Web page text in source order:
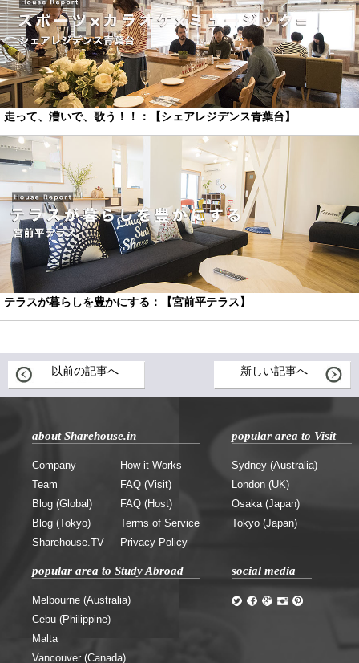
走って、漕いで、歌う！！：【シェアレジデンス青葉台】
テラスが暮らしを豊かにする：【宮前平テラス】
以前の記事へ 新しい記事へ
about Sharehouse.in
Company
Team
Blog (Global)
Blog (Tokyo)
Sharehouse.TV
How it Works
FAQ (Visit)
FAQ (Host)
Terms of Service
Privacy Policy
popular area to Visit
Sydney (Australia)
London (UK)
Osaka (Japan)
Tokyo (Japan)
popular area to Study Abroad
Melbourne (Australia)
Cebu (Philippine)
Malta
Vancouver (Canada)
social media